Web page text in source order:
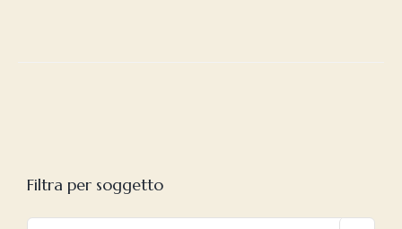
Filtra per soggetto